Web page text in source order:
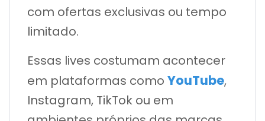
com ofertas exclusivas ou tempo
limitado.
Essas lives costumam acontecer
em plataformas como YouTube,
Instagram, TikTok ou em